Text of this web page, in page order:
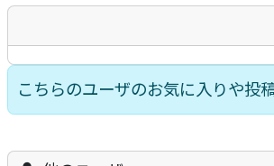
沖縄そば
カテゴリから探
沖縄そば 軟骨ソー
沖縄そば製
特集
こちらのユーザのお気に入りや投